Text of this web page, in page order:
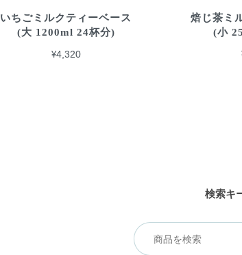
いちごミルクティーベース
(大 1200ml 24杯分)
¥4,320
焙じ茶ミ
(小
検索キ